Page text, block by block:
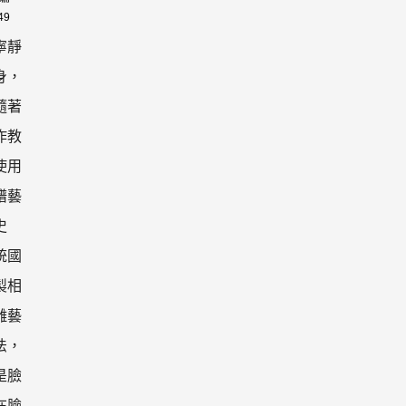
靜
著
教
用
藝
國
相
藝
臉